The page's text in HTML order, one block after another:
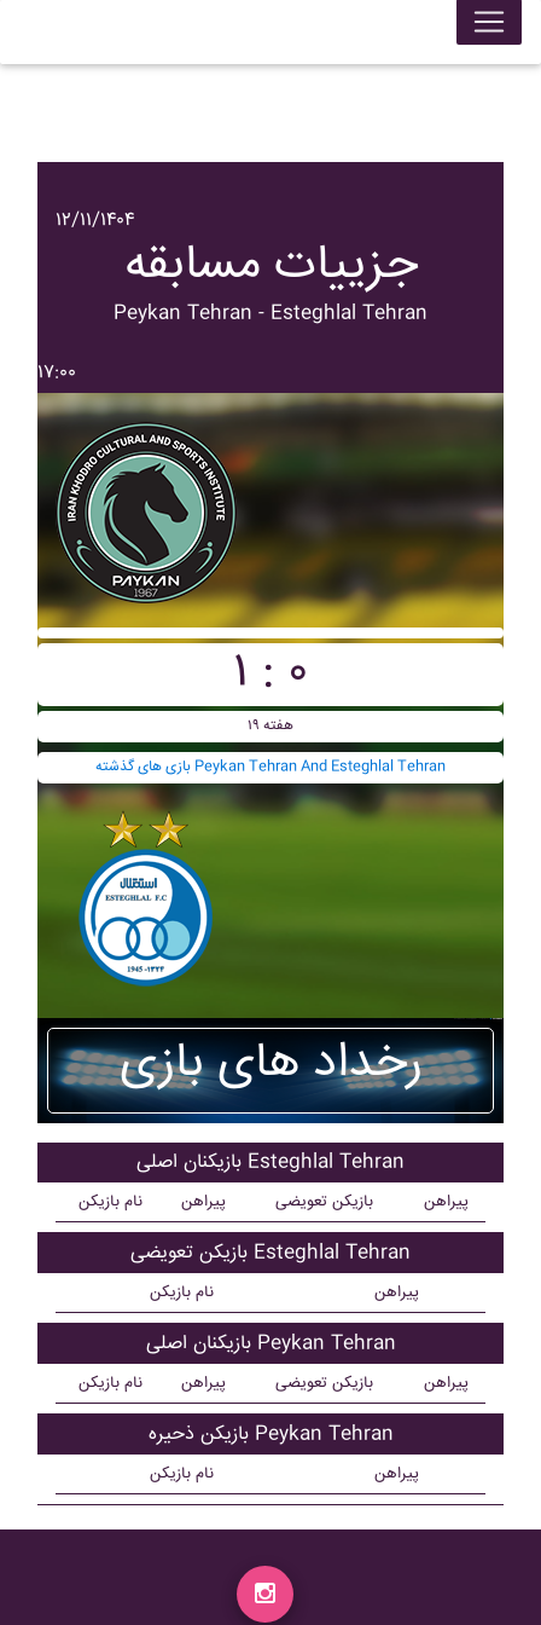
۱۲/۱۱/۱۴۰۴
جزییات مسابقه
Peykan Tehran - Esteghlal Tehran
۱۷:۰۰
۱ : ۰
هفته ۱۹
بازی های گذشته Peykan Tehran And Esteghlal Tehran
رخداد های بازی
بازیکنان اصلی Esteghlal Tehran
نام بازیکن پیراهن بازیکن تعویضی پیراهن
بازیکن تعویضی Esteghlal Tehran
نام بازیکن پیراهن
بازیکنان اصلی Peykan Tehran
نام بازیکن پیراهن بازیکن تعویضی پیراهن
بازیکن ذحیره Peykan Tehran
نام بازیکن پیراهن